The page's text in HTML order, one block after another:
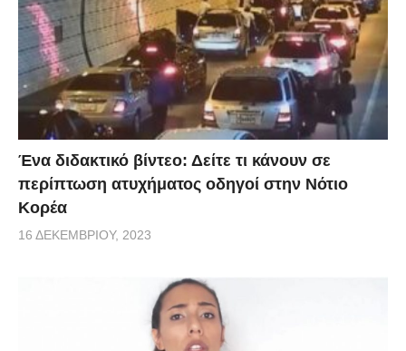
Ένα διδακτικό βίντεο: Δείτε τι κάνουν σε
περίπτωση ατυχήματος οδηγοί στην Νότιο
Κορέα
16 ΔΕΚΕΜΒΡΊΟΥ, 2023